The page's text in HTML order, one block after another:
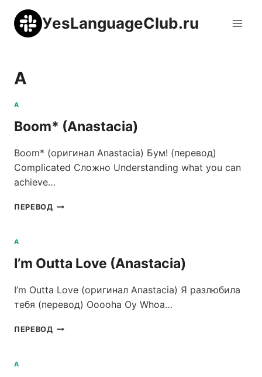
Перейти
содержимому
УesLanguageClub.ru
A
A
Boom* (Anastacia)
Boom* (оригинал Anastacia) Бум! (перевод)
Complicated Сложно Understanding what you can
achieve…
ПЕРЕВОД BOOM*
A
I’m Outta Love (Anastacia)
I’m Outta Love (оригинал Anastacia) Я разлюбила
тебя (перевод) Ooooha Оу Whoa…
ПЕРЕВОД I’M
A